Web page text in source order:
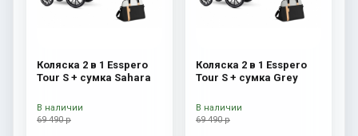
Коляска 2 в 1 Esspero
Tour S + сумка Sahara
69 490 р
В наличии
Коляска 2 в 1 Esspero
Tour S + сумка Grey
69 490 р
В наличии